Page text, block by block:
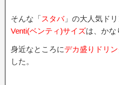
そんな「スタバ」の大人気ド
Venti(ベンティ)サイズは、かな
身近なところにデカ盛りドリン
した。